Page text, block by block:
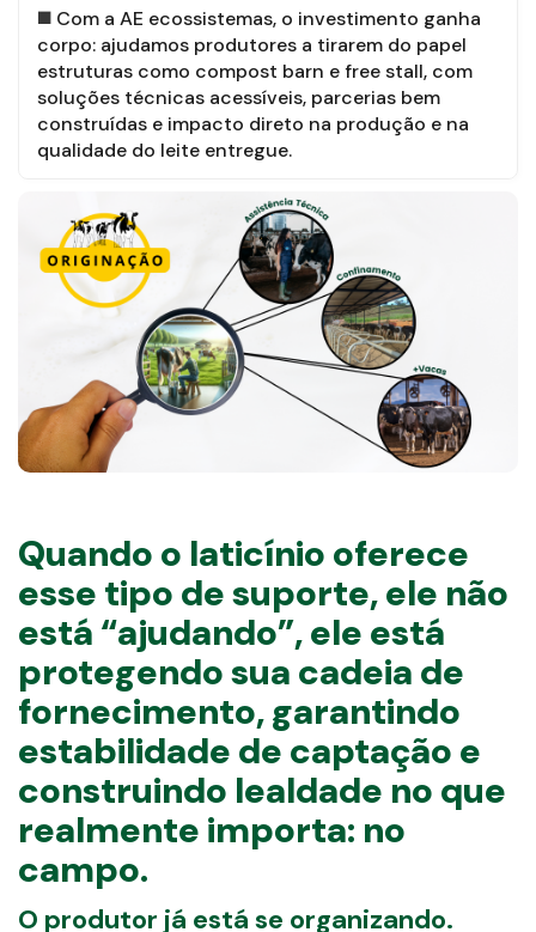
Com a AE ecossistemas, o investimento ganha
corpo: ajudamos produtores a tirarem do papel
estruturas como compost barn e free stall, com
soluções técnicas acessíveis, parcerias bem
construídas e impacto direto na produção e na
qualidade do leite entregue.
Quando o laticínio oferece
esse tipo de suporte, ele não
está “ajudando”, ele está
protegendo sua cadeia de
fornecimento, garantindo
estabilidade de captação e
construindo lealdade no que
realmente importa: no
campo.
O produtor já está se organizando.